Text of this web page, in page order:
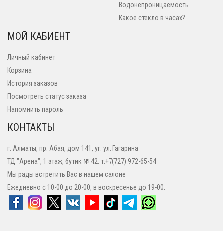
Водонепроницаемость
Какое стекло в часах?
МОЙ КАБИЕНТ
Личный кабинет
Корзина
История заказов
Посмотреть статус заказа
Напомнить пароль
КОНТАКТЫ
г. Алматы, пр. Абая, дом 141, уг. ул. Гагарина
ТД "Арена", 1 этаж, бутик № 42. т.+7(727) 972-65-54
Мы рады встретить Вас в нашем салоне
Ежедневно с 10-00 до 20-00, в воскресенье до 19-00.